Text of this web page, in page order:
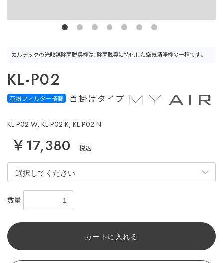
カルテックの光触媒除菌脱臭機は、 除菌脱臭に特化した空気清浄機の一種です。
KL-P02
花粉フィルター搭載 首掛けタイプ
KL-P02-W, KL-P02-K, KL-P02-N
￥17,380 税込
数量
カートに入れる